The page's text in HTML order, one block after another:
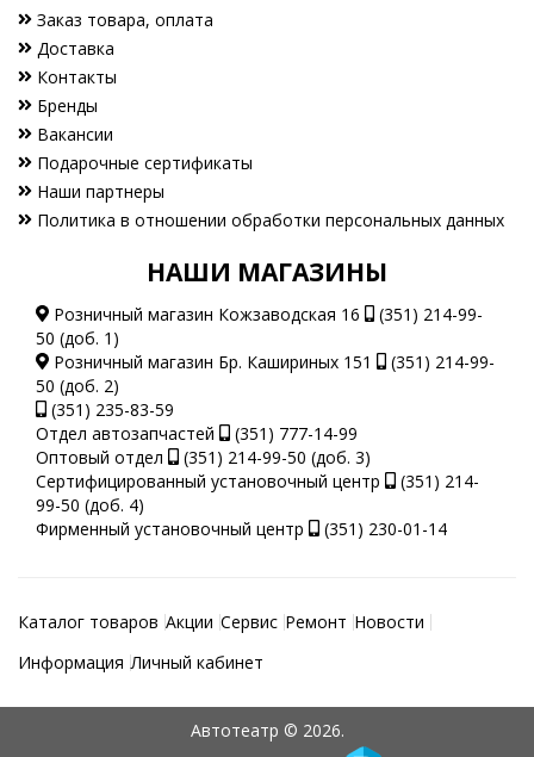
Заказ товара, оплата
Доставка
Контакты
Бренды
Вакансии
Подарочные сертификаты
Наши партнеры
Политика в отношении обработки персональных данных
НАШИ МАГАЗИНЫ
Розничный магазин Кожзаводская 16
(351) 214-99-
50 (доб. 1)
Розничный магазин Бр. Кашириных 151
(351) 214-99-
50 (доб. 2)
(351) 235-83-59
Отдел автозапчастей
(351) 777-14-99
Оптовый отдел
(351) 214-99-50 (доб. 3)
Сертифицированный установочный центр
(351) 214-
99-50 (доб. 4)
Фирменный установочный центр
(351) 230-01-14
Каталог товаров Акции Сервис Ремонт Новости
Информация Личный кабинет
Автотеатр © 2026.